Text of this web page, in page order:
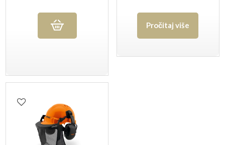
Pročitaj više